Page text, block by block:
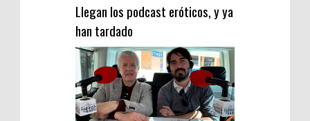
Llegan los podcast eróticos, y ya
han tardado